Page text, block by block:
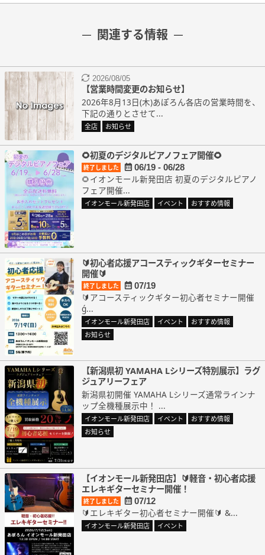
関連する情報
2026/08/05
【営業時間変更のお知らせ】
2026年8月13日(木)あぽろん各店の営業時間を、
下記の通りとさせて...
全店 お知らせ
🌻初夏のデジタルピアノフェア開催🌻
終了しました 06/19 - 06/28
🌻イオンモール新発田店 初夏のデジタルピアノ
フェア開催...
イオンモール新発田店 イベント おすすめ情報
🔰初心者応援アコースティックギターセミナー
開催🔰
終了しました 07/19
🔰アコースティックギター初心者セミナー開催
ǵ...
イオンモール新発田店 イベント
おすすめ情報
お知らせ
【新潟県初 YAMAHA Lシリーズ特別展示】ラグ
ジュアリーフェア
新潟県初開催 YAMAHA Lシリーズ通常ラインナ
ップ全機種展示中！ ...
イオンモール新発田店 イベント
おすすめ情報
お知らせ
【イオンモール新発田店】🔰軽音・初心者応援
エレキギターセミナー開催！
終了しました 07/12
🔰エレキギター初心者セミナー開催🔰 &...
イオンモール新発田店 イベント